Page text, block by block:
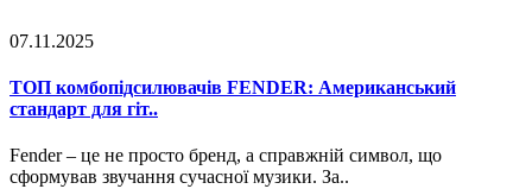
07.11.2025
ТОП комбопідсилювачів FENDER: Американський
стандарт для гіт..
Fender – це не просто бренд, а справжній символ, що
сформував звучання сучасної музики. За..